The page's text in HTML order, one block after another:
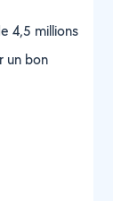
4,5 millions
un bon